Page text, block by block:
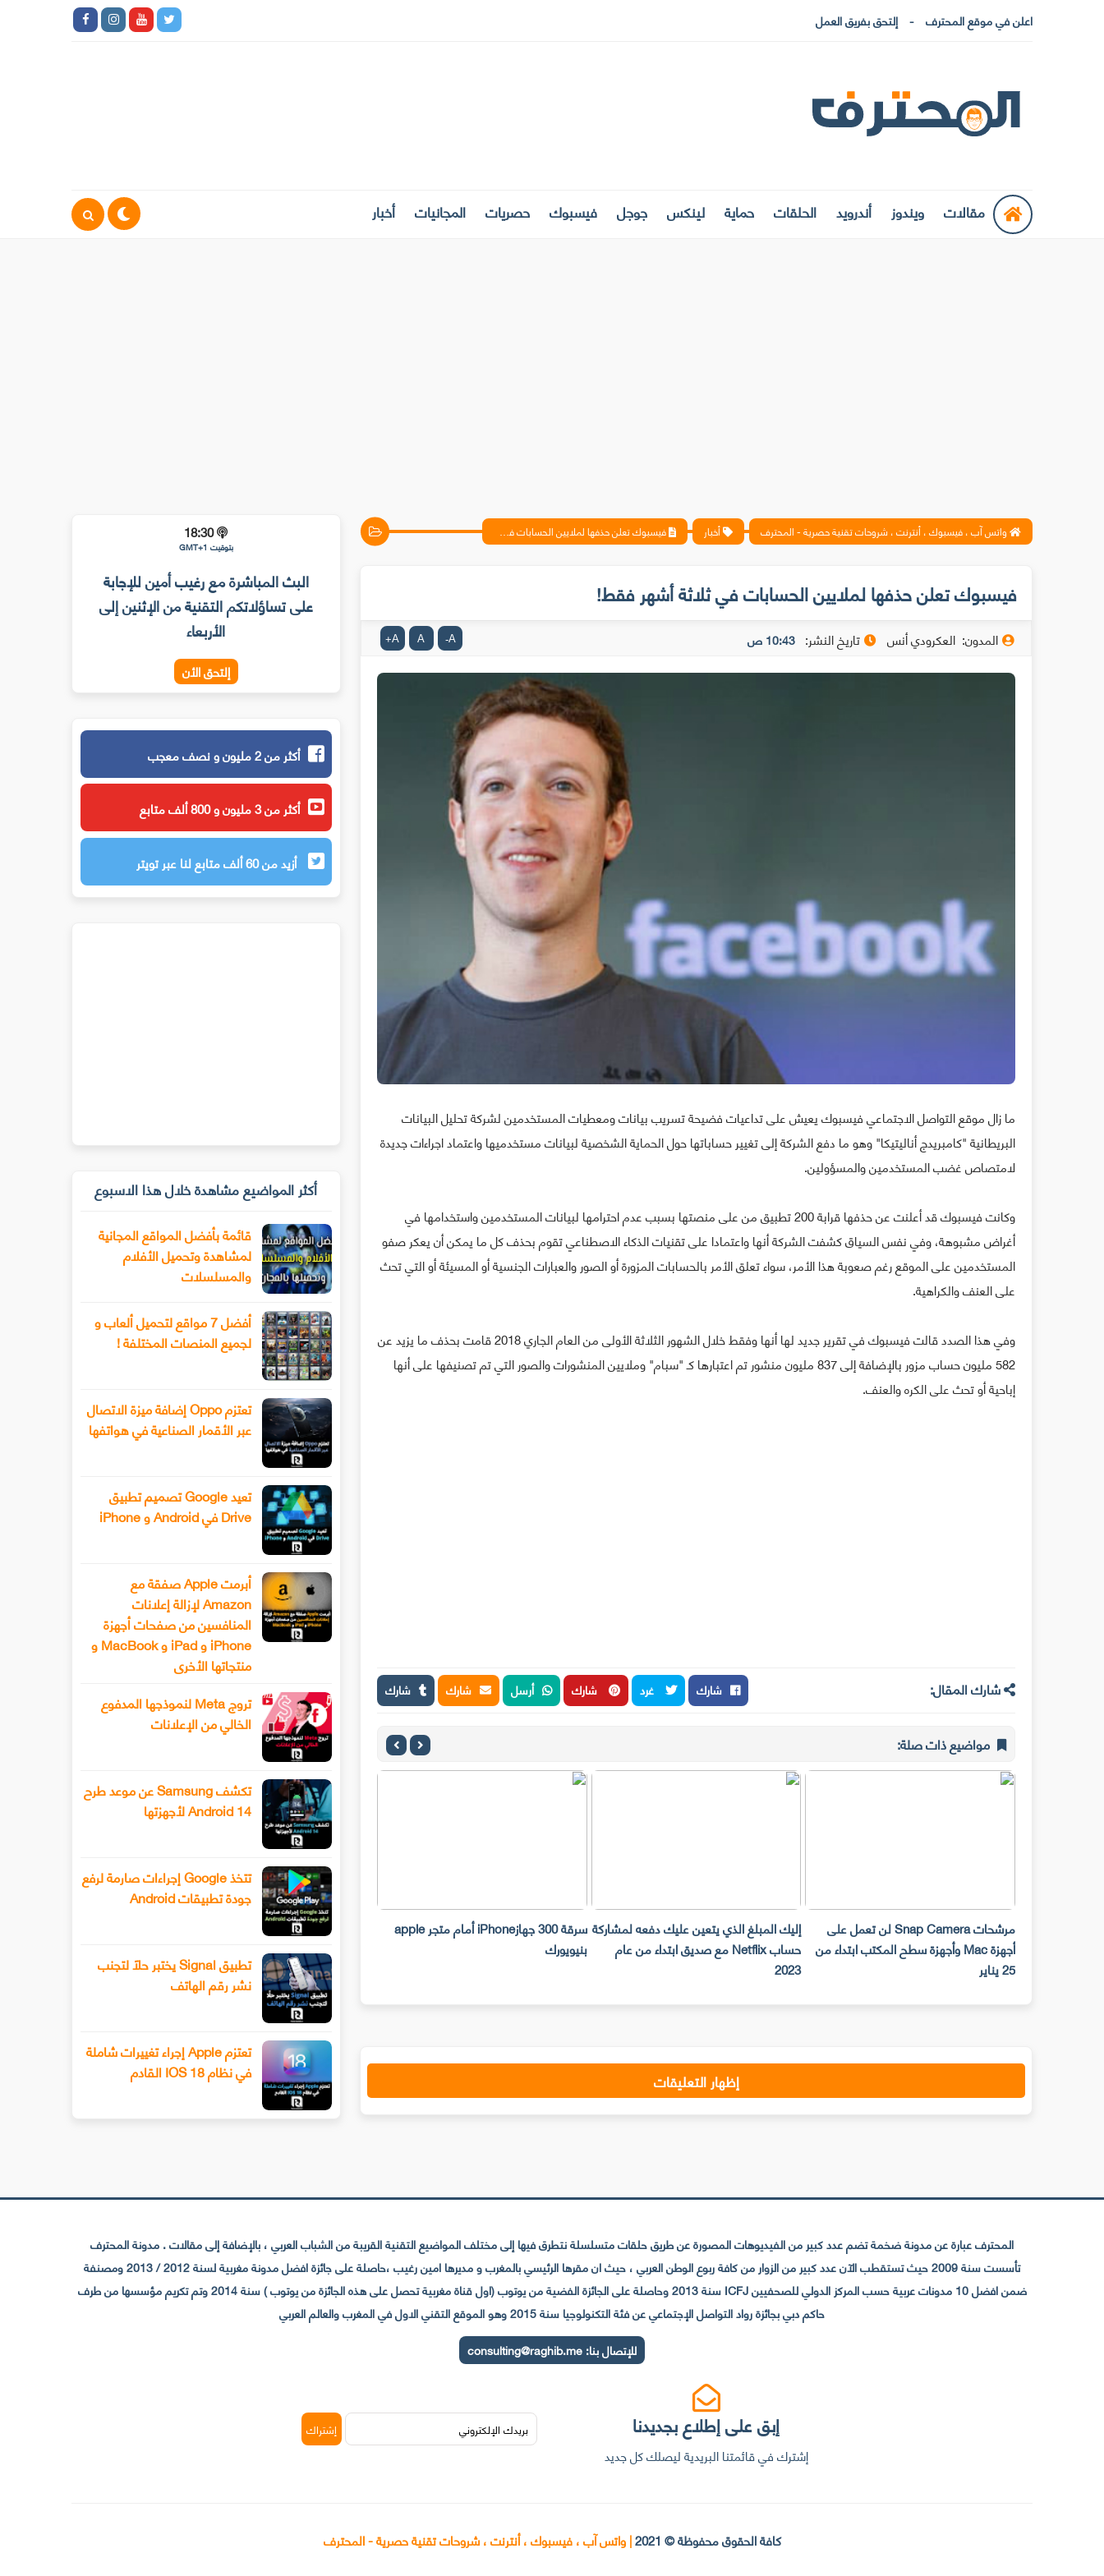
اعلن في موقع المحترف إلتحق بفريق العمل
مقالات ويندوز أندرويد الحلقات حماية لينكس جوجل فيسبوك حصريات المجانيات أخبار
واتس آب ، فيسبوك ، أنترنت ، شروحات تقنية حصرية - المحترف أخبار فيسبوك تعلن حذفها لملايين الحسابات في ثلاثة أشهر فقط!
فيسبوك تعلن حذفها لملايين الحسابات في ثلاثة أشهر فقط!
المدون: العكرودي أنس تاريخ النشر: 10:43 ص A
-
A
A
+
ما زال موقع التواصل الاجتماعي فيسبوك يعيش على تداعيات فضيحة تسريب بيانات ومعطيات المستخدمين لشركة تحليل البيانات
البريطانية "كامبريدج أناليتيكا" وهو ما دفع الشركة إلى تغيير حساباتها حول الحماية الشخصية لبيانات مستخدميها واعتماد اجراءات جديدة
لامتصاص غضب المستخدمين والمسؤولين.
وكانت فيسبوك قد أعلنت عن حذفها قرابة 200 تطبيق من على منصتها بسبب عدم احترامها لبيانات المستخدمين واستخدامها في
أغراض مشبوهة، وفي نفس السياق كشفت الشركة أنها واعتمادا على تقنيات الذكاء الاصطناعي تقوم بحذف كل ما يمكن أن يعكر صفو
المستخدمين على الموقع رغم صعوبة هذا الأمر، سواء تعلق الأمر بالحسابات المزورة أو الصور والعبارات الجنسية أو المسيئة أو التي تحث
على العنف والكراهية.
وفي هذا الصدد قالت فيسبوك في تقرير جديد لها أنها وفقط خلال الشهور الثلاثة الأولى من العام الجاري 2018 قامت بحذف ما يزيد عن
582 مليون حساب مزور بالإضافة إلى 837 مليون منشور تم اعتبارها كـ "سبام" وملايين المنشورات والصور التي تم تصنيفها على أنها
إباحية أو تحث على الكره والعنف.
شارك المقال: شارك غرد شارك أرسل شارك شارك
مواضيع ذات صلة:
مرشحات Snap Camera لن تعمل على
أجهزة Mac وأجهزة سطح المكتب ابتداء من
25 يناير
إليك المبلغ الذي يتعين عليك دفعه لمشاركة
حساب Netflix مع صديق ابتداء من عام
2023
سرقة 300 جهازiPhone أمام متجر apple
بنيويورك تليفوتوغرافي
إظهار التعليقات
18:30
بتوقيت GMT+1
البث المباشرة مع رغيب أمين للإجابة
على تساؤلاتكم التقنية من الإثنين إلى
الأربعاء
إلتحق الأن
أكثر من 2 مليون و نصف معجب
أكثر من 3 مليون و 800 ألف متابع
أزيد من 60 ألف متابع لنا عبر تويتر
أكثر المواضيع مشاهدة خلال هذا الاسبوع
قائمة بأفضل المواقع المجانية
لمشاهدة وتحميل الأفلام
والمسلسلات
أفضل 7 مواقع لتحميل ألعاب و
لجميع المنصات المختلفة !
تعتزم Oppo إضافة ميزة الاتصال
عبر الأقمار الصناعية في هواتفها
تعيد Google تصميم تطبيق
Drive في Android و iPhone
أبرمت Apple صفقة مع
Amazon لإزالة إعلانات
المنافسين من صفحات أجهزة
iPhone و iPad و MacBook و
منتجاتها الأخرى
تروج Meta لنموذجها المدفوع
الخالي من الإعلانات
تكشف Samsung عن موعد طرح
Android 14 لأجهزتها
تتخذ Google إجراءات صارمة لرفع
جودة تطبيقات Android
تطبيق Signal يختبر حلًا لتجنب
نشر رقم الهاتف
تعتزم Apple إجراء تغييرات شاملة
في نظام IOS 18 القادم
المحترف عبارة عن مدونة ضخمة تضم عدد كبير من الفيديوهات المصورة عن طريق حلقات متسلسلة نتطرق فيها إلى مختلف المواضيع التقنية القريبة من الشباب العربي ، بالإضافة إلى مقالات . مدونة المحترف
تأسست سنة 2009 حيث تستقطب الآن عدد كبير من الزوار من كافة ربوع الوطن العربي ، حيث ان مقرها الرئيسي بالمغرب و مديرها امين رغيب ،حاصلة على جائزة افضل مدونة مغربية لسنة 2012 / 2013 ومصنفة
ضمن افضل 10 مدونات عربية حسب المركز الدولي للصحفيين ICFJ سنة 2013 وحاصلة على الجائزة الفضية من يوتوب (اول قناة مغربية تحصل على هذه الجائزة من يوتوب ) سنة 2014 وتم تكريم مؤسسها من طرف
حاكم دبي بجائزة رواد التواصل الإجتماعي عن فئة التكنولوجيا سنة 2015 وهو الموقع التقني الاول في المغرب والعالم العربي
للإتصال بنا:consulting@raghib.me
إبق على إطلاع بجديدنا
إشترك في قائمتنا البريدية ليصلك كل جديد
كافة الحقوق محفوظة © 2021 |واتس آب ، فيسبوك ، أنترنت ، شروحات تقنية حصرية - المحترف